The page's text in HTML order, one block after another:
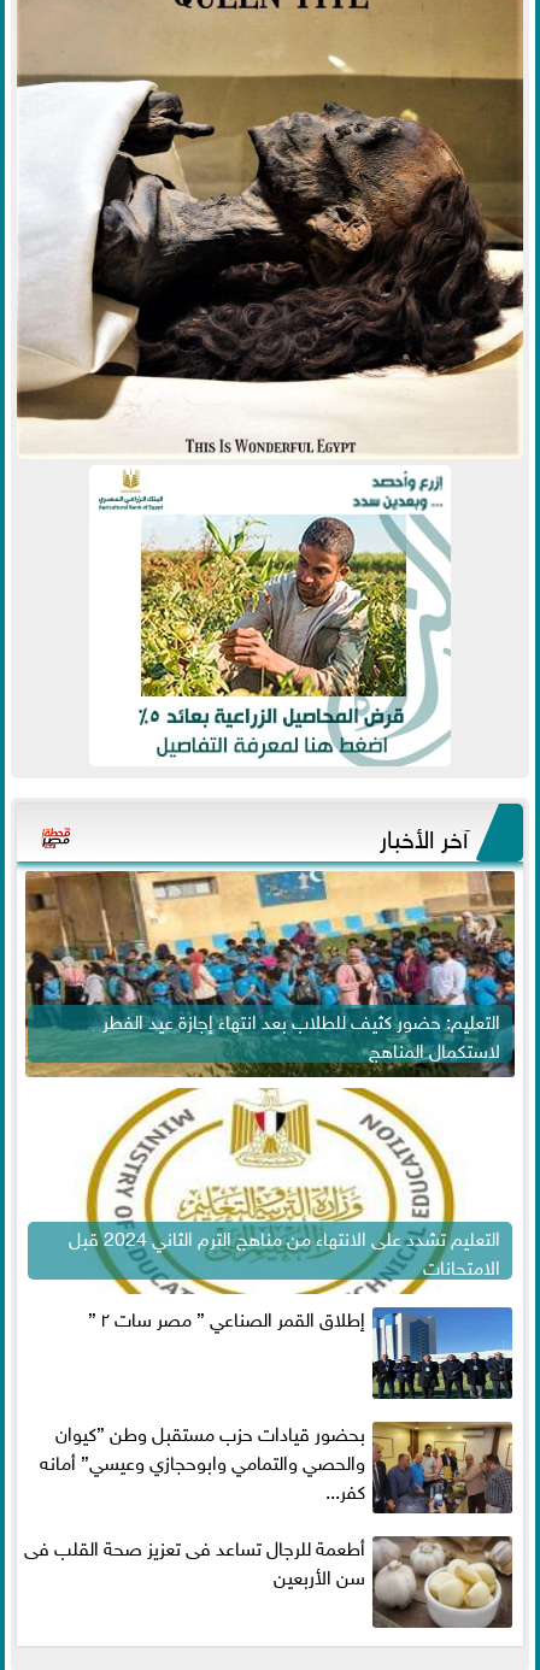
آخر الأخبار
التعليم: حضور كثيف للطلاب بعد انتهاء إجازة عيد الفطر
لاستكمال المناهج
التعليم تشدد على الانتهاء من مناهج الترم الثاني 2024 قبل
الامتحانات
إطلاق القمر الصناعي ” مصر سات ٢ ”
بحضور قيادات حزب مستقبل وطن ”كيوان
والحصي والتمامي وابوحجازي وعيسي” أمانه
كفر...
أطعمة للرجال تساعد فى تعزيز صحة القلب فى
سن الأربعين